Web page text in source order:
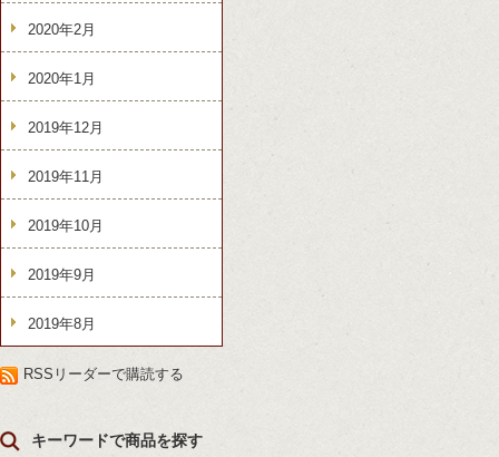
2020年2月
2020年1月
2019年12月
2019年11月
2019年10月
2019年9月
2019年8月
RSSリーダーで購読する
キーワードで商品を探す